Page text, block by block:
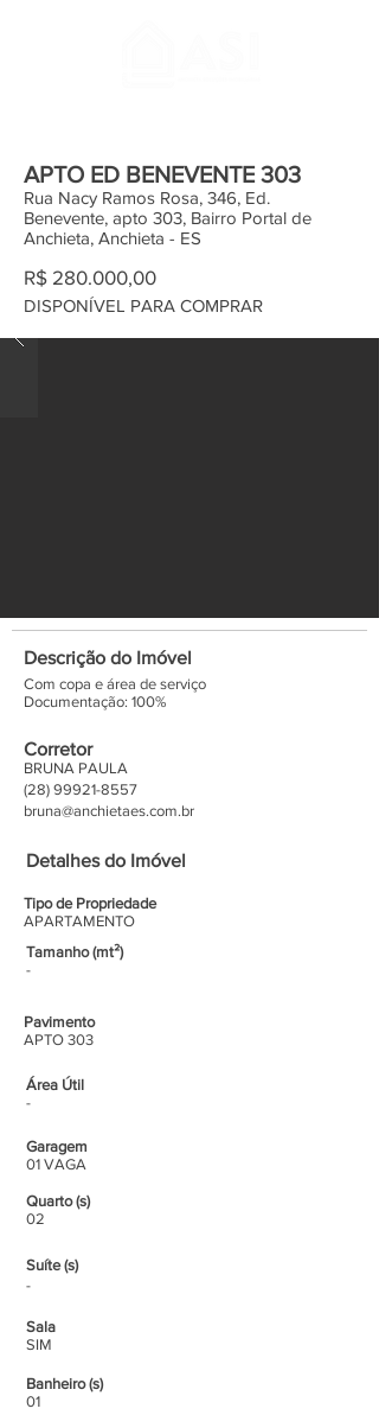
APTO ED BENEVENTE 303
Rua Nacy Ramos Rosa, 346, Ed.
Benevente, apto 303, Bairro Portal de
Anchieta, Anchieta - ES
R$ 280.000,00
DISPONÍVEL PARA COMPRAR
Descrição do Imóvel
Com copa e área de serviço
Documentação: 100%
Corretor
BRUNA PAULA
(28) 99921-8557
bruna@anchietaes.com.br
Detalhes do Imóvel
Tipo de Propriedade
APARTAMENTO
Tamanho (mt²)
-
Pavimento
APTO 303
Área Útil
-
Garagem
01 VAGA
Quarto (s)
02
Suíte (s)
-
Sala
SIM
Banheiro (s)
01